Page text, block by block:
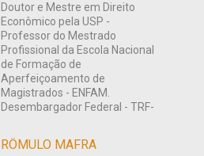
Doutor e Mestre em Direito
Econômico pela USP -
Professor do Mestrado
Profissional da Escola Nacional
de Formação de
Aperfeiçoamento de
Magistrados - ENFAM.
Desembargador Federal - TRF-
RÔMULO MAFRA